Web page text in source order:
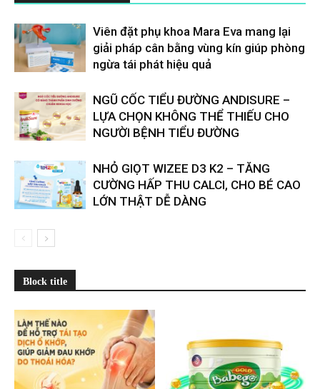
Viên đặt phụ khoa Mara Eva mang lại
giải pháp cân bằng vùng kín giúp phòng
ngừa tái phát hiệu quả
​​NGŨ CỐC TIỂU ĐƯỜNG ANDISURE –
LỰA CHỌN KHÔNG THỂ THIẾU CHO
NGƯỜI BỆNH TIỂU ĐƯỜNG
NHỎ GIỌT WIZEE D3 K2 – TĂNG
CƯỜNG HẤP THU CALCI, CHO BÉ CAO
LỚN THẬT DỄ DÀNG
Block title